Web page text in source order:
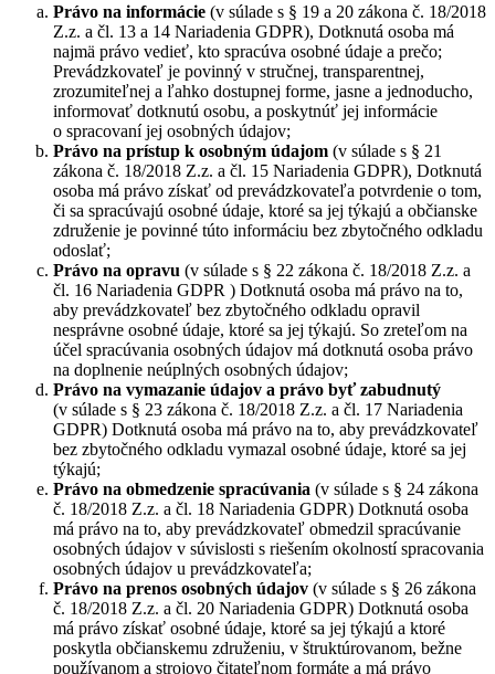
Právo na informácie (v súlade s § 19 a 20 zákona č. 18/2018
Z.z. a čl. 13 a 14 Nariadenia GDPR), Dotknutá osoba má
najmä právo vedieť, kto spracúva osobné údaje a prečo;
Prevádzkovateľ je povinný v stručnej, transparentnej,
zrozumiteľnej a ľahko dostupnej forme, jasne a jednoducho,
informovať dotknutú osobu, a poskytnúť jej informácie
o spracovaní jej osobných údajov;
Právo na prístup k osobným údajom (v súlade s § 21
zákona č. 18/2018 Z.z. a čl. 15 Nariadenia GDPR), Dotknutá
osoba má právo získať od prevádzkovateľa potvrdenie o tom,
či sa spracúvajú osobné údaje, ktoré sa jej týkajú a občianske
združenie je povinné túto informáciu bez zbytočného odkladu
odoslať;
Právo na opravu (v súlade s § 22 zákona č. 18/2018 Z.z. a
čl. 16 Nariadenia GDPR ) Dotknutá osoba má právo na to,
aby prevádzkovateľ bez zbytočného odkladu opravil
nesprávne osobné údaje, ktoré sa jej týkajú. So zreteľom na
účel spracúvania osobných údajov má dotknutá osoba právo
na doplnenie neúplných osobných údajov;
Právo na vymazanie údajov a právo byť zabudnutý
(v súlade s § 23 zákona č. 18/2018 Z.z. a čl. 17 Nariadenia
GDPR) Dotknutá osoba má právo na to, aby prevádzkovateľ
bez zbytočného odkladu vymazal osobné údaje, ktoré sa jej
týkajú;
Právo na obmedzenie spracúvania (v súlade s § 24 zákona
č. 18/2018 Z.z. a čl. 18 Nariadenia GDPR) Dotknutá osoba
má právo na to, aby prevádzkovateľ obmedzil spracúvanie
osobných údajov v súvislosti s riešením okolností spracovania
osobných údajov u prevádzkovateľa;
Právo na prenos osobných údajov (v súlade s § 26 zákona
č. 18/2018 Z.z. a čl. 20 Nariadenia GDPR) Dotknutá osoba
má právo získať osobné údaje, ktoré sa jej týkajú a ktoré
poskytla občianskemu združeniu, v štruktúrovanom, bežne
používanom a strojovo čitateľnom formáte a má právo